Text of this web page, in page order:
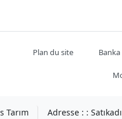
Plan du site
Tarım Adresse : :